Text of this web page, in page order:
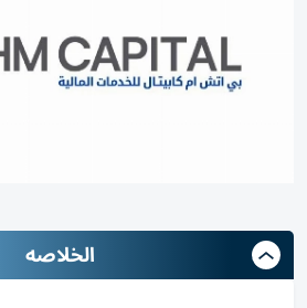
الخلاصه